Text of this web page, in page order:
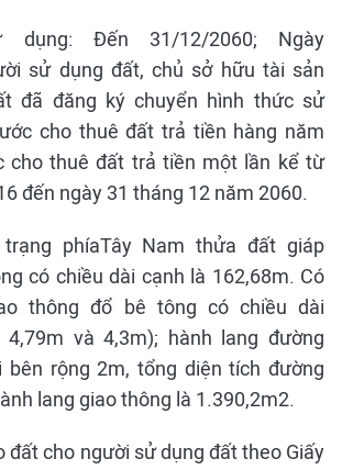
Đến 31/12/2060; Ngày
sử dụng đất, chủ sở hữu tài sản
đã đăng ký chuyển hình thức sử
cho thuê đất trả tiền hàng năm
cho thuê đất trả tiền một lần kể từ
đến ngày 31 tháng 12 năm 2060.
phíaTây Nam thửa đất giáp
có chiều dài cạnh là 162,68m. Có
thông đổ bê tông có chiều dài
4,79m và 4,3m); hành lang đường
bên rộng 2m, tổng diện tích đường
lang giao thông là 1.390,2m2.
đất cho người sử dụng đất theo Giấy